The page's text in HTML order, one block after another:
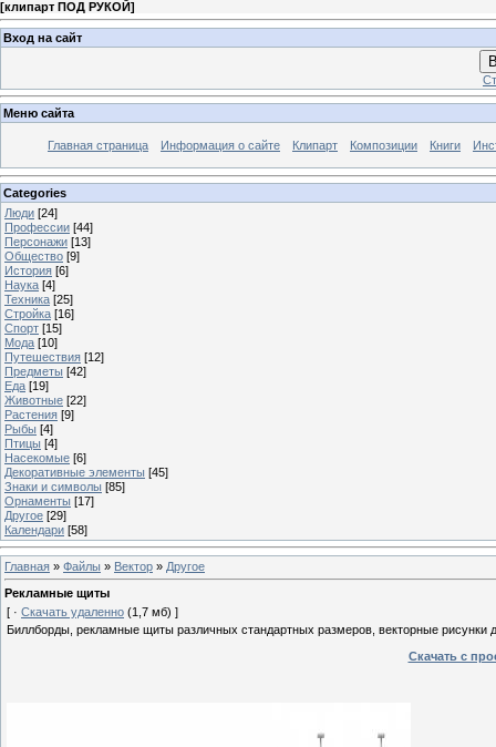
[клипарт ПОД РУКОЙ]
Вход на сайт
Меню сайта
Главная страница Информация о сайте Клипарт Композиции Книги
Categories
Люди [24]
Профессии [44]
Персонажи [13]
Общество [9]
История [6]
Наука [4]
Техника [25]
Стройка [16]
Спорт [15]
Мода [10]
Путешествия [12]
Предметы [42]
Еда [19]
Животные [22]
Растения [9]
Рыбы [4]
Птицы [4]
Насекомые [6]
Декоративные элементы [45]
Знаки и символы [85]
Орнаменты [17]
Другое [29]
Календари [58]
Главная » Файлы » Вектор » Другое
Рекламные щиты
[ · Скачать удаленно (1,7 мб) ]
Биллборды, рекламные щиты различных стандартных размеров, векторные рисунки
Скачать с